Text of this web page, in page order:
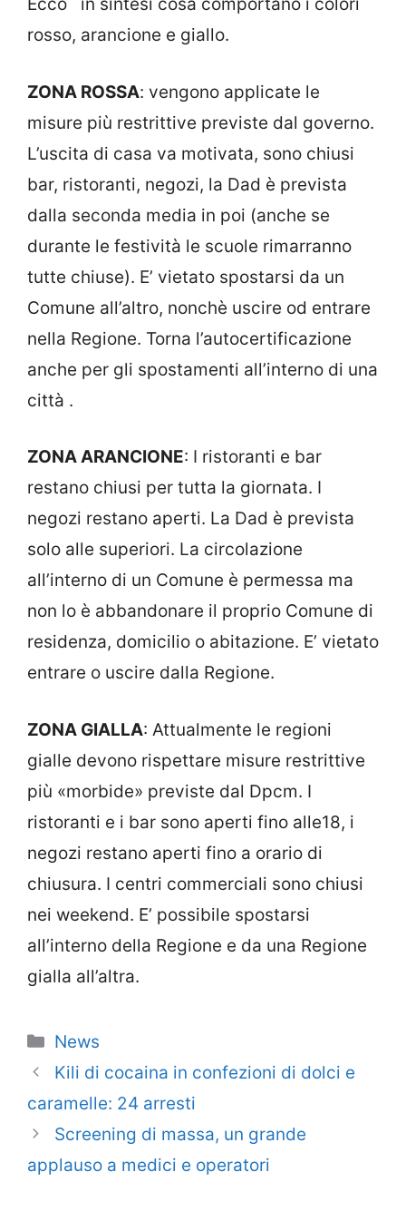
rosso, arancione e giallo.
ZONA ROSSA: vengono applicate le
misure più restrittive previste dal governo.
L’uscita di casa va motivata, sono chiusi
bar, ristoranti, negozi, la Dad è prevista
dalla seconda media in poi (anche se
durante le festività le scuole rimarranno
tutte chiuse). E’ vietato spostarsi da un
Comune all’altro, nonchè uscire od entrare
nella Regione. Torna l’autocertificazione
anche per gli spostamenti all’interno di una
città .
ZONA ARANCIONE: I ristoranti e bar
restano chiusi per tutta la giornata. I
negozi restano aperti. La Dad è prevista
solo alle superiori. La circolazione
all’interno di un Comune è permessa ma
non lo è abbandonare il proprio Comune di
residenza, domicilio o abitazione. E’ vietato
entrare o uscire dalla Regione.
ZONA GIALLA: Attualmente le regioni
gialle devono rispettare misure restrittive
più «morbide» previste dal Dpcm. I
ristoranti e i bar sono aperti fino alle18, i
negozi restano aperti fino a orario di
chiusura. I centri commerciali sono chiusi
nei weekend. E’ possibile spostarsi
all’interno della Regione e da una Regione
gialla all’altra.
Categorie
News
Kili di cocaina in confezioni di dolci e
caramelle: 24 arresti
Screening di massa, un grande
applauso a medici e operatori